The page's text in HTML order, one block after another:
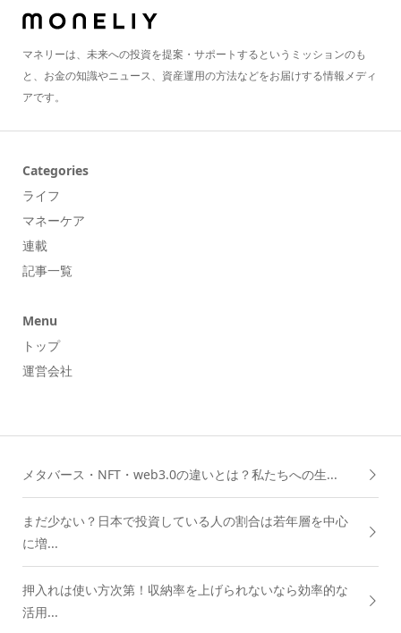
マネリーは、未来への投資を提案・サポートするというミッションのも
と、お金の知識やニュース、資産運用の方法などをお届けする情報メディ
アです。
Categories
ライフ
マネーケア
連載
記事一覧
Menu
トップ
運営会社
メタバース・NFT・web3.0の違いとは？私たちへの生...
まだ少ない？日本で投資している人の割合は若年層を中心
に増...
押入れは使い方次第！収納率を上げられないなら効率的な
活用...